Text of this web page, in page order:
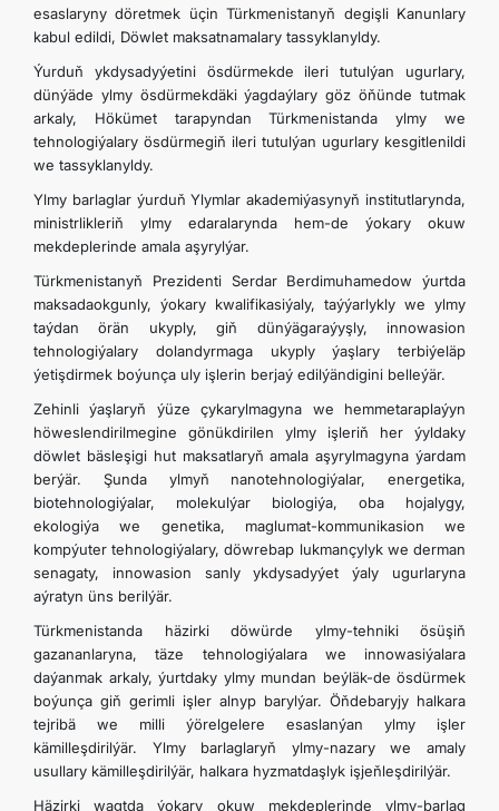
esaslaryny döretmek üçin Türkmenistanyň degişli Kanunlary
kabul edildi, Döwlet maksatnamalary tassyklanyldy.
Ýurduň ykdysadyýetini ösdürmekde ileri tutulýan ugurlary,
dünýäde ylmy ösdürmekdäki ýagdaýlary göz öňünde tutmak
arkaly, Hökümet tarapyndan Türkmenistanda ylmy we
tehnologiýalary ösdürmegiň ileri tutulýan ugurlary kesgitlenildi
we tassyklanyldy.
Ylmy barlaglar ýurduň Ylymlar akademiýasynyň institutlarynda,
ministrlikleriň ylmy edaralarynda hem-de ýokary okuw
mekdeplerinde amala aşyrylýar.
Türkmenistanyň Prezidenti Serdar Berdimuhamedow ýurtda
maksadaokgunly, ýokary kwalifikasiýaly, taýýarlykly we ylmy
taýdan örän ukyply, giň dünýägaraýyşly, innowasion
tehnologiýalary dolandyrmaga ukyply ýaşlary terbiýeläp
ýetişdirmek boýunça uly işlerin berjaý edilýändigini belleýär.
Zehinli ýaşlaryň ýüze çykarylmagyna we hemmetaraplaýyn
höweslendirilmegine gönükdirilen ylmy işleriň her ýyldaky
döwlet bäsleşigi hut maksatlaryň amala aşyrylmagyna ýardam
berýär. Şunda ylmyň nanotehnologiýalar, energetika,
biotehnologiýalar, molekulýar biologiýa, oba hojalygy,
ekologiýa we genetika, maglumat-kommunikasion we
kompýuter tehnologiýalary, döwrebap lukmançylyk we derman
senagaty, innowasion sanly ykdysadyýet ýaly ugurlaryna
aýratyn üns berilýär.
Türkmenistanda häzirki döwürde ylmy-tehniki ösüşiň
gazananlaryna, täze tehnologiýalara we innowasiýalara
daýanmak arkaly, ýurtdaky ylmy mundan beýläk-de ösdürmek
boýunça giň gerimli işler alnyp barylýar. Öňdebaryjy halkara
tejribä we milli ýörelgelere esaslanýan ylmy işler
kämilleşdirilýär. Ylmy barlaglaryň ylmy-nazary we amaly
usullary kämilleşdirilýär, halkara hyzmatdaşlyk işjeňleşdirilýär.
Häzirki wagtda ýokary okuw mekdeplerinde ylmy-barlag